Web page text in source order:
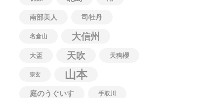
南部美人 司牡丹
名倉山 大信州
大盃 天吹 天狗櫻
宗玄 山本
庭のうぐいす 手取川